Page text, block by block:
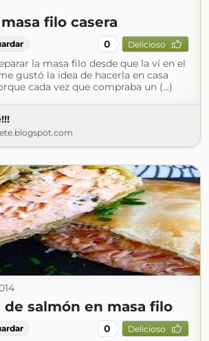
filo casera
0 Delicioso
la masa filo desde que la ví en el
gustó la idea de hacerla en casa
cada vez que compraba un (...)
salmón en masa filo
0 Delicioso